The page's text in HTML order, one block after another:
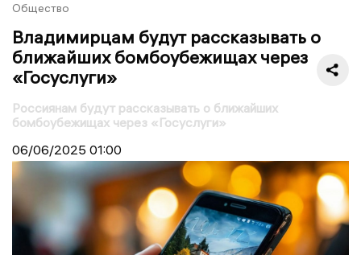
Общество
Владимирцам будут рассказывать о
ближайших бомбоубежищах через
«Госуслуги»
Россиянам будут рассказывать о ближайших
бомбоубежищах через «Госуслуги»
06/06/2025 01:00